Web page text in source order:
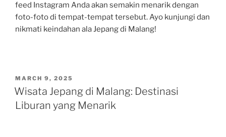
feed Instagram Anda akan semakin menarik dengan
foto-foto di tempat-tempat tersebut. Ayo kunjungi dan
nikmati keindahan ala Jepang di Malang!
POSTED
ON
MARCH 9, 2025
Wisata Jepang di Malang: Destinasi
Liburan yang Menarik